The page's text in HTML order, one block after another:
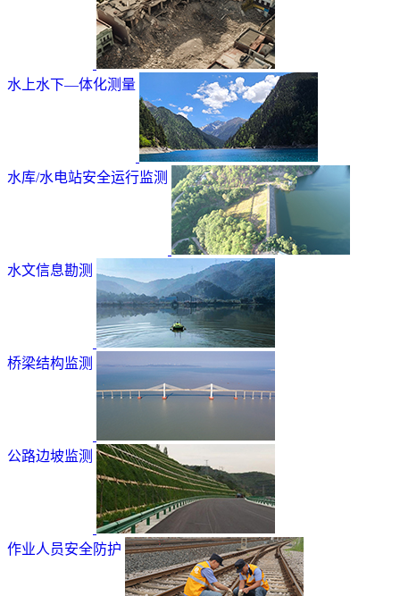
水上水下—体化测量
水库/水电站安全运行监测
水文信息勘测
桥梁结构监测
公路边坡监测
作业人员安全防护